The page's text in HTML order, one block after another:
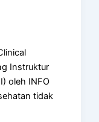
Instruktur
oleh INFO
tidak